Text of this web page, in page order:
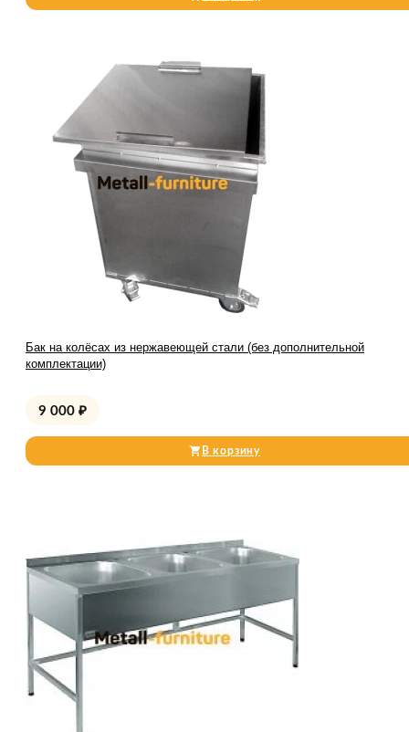
Бак на колёсах из нержавеющей стали (без дополнительной
комплектации)
9 000 ₽
В корзину